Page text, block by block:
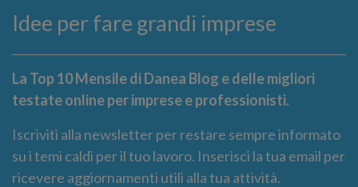
Idee per fare grandi imprese
La Top 10 Mensile di Danea Blog e delle migliori
testate online per imprese e professionisti.
Iscriviti alla newsletter per restare sempre informato
su i temi caldi per il tuo lavoro. Inserisci la tua email per
ricevere aggiornamenti utili alla tua attività.